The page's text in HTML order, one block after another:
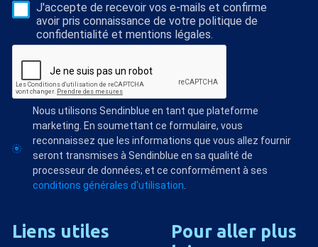
J'accepte de recevoir vos e-mails et confirme
avoir pris connaissance de votre politique de
confidentialité et mentions légales.
Nous utilisons Sendinblue en tant que plateforme
marketing. En soumettant ce formulaire, vous
reconnaissez que les informations que vous allez fournir
seront transmises à Sendinblue en sa qualité de
processeur de données; et ce conformément à ses
conditions générales d'utilisation
Liens utiles Pour aller plus